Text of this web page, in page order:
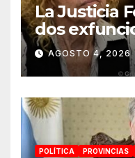
La Justicia
dos
ANMAT y el
causa del
AGOSTO 4, 2026
POLÍTICA PROVINCIAS